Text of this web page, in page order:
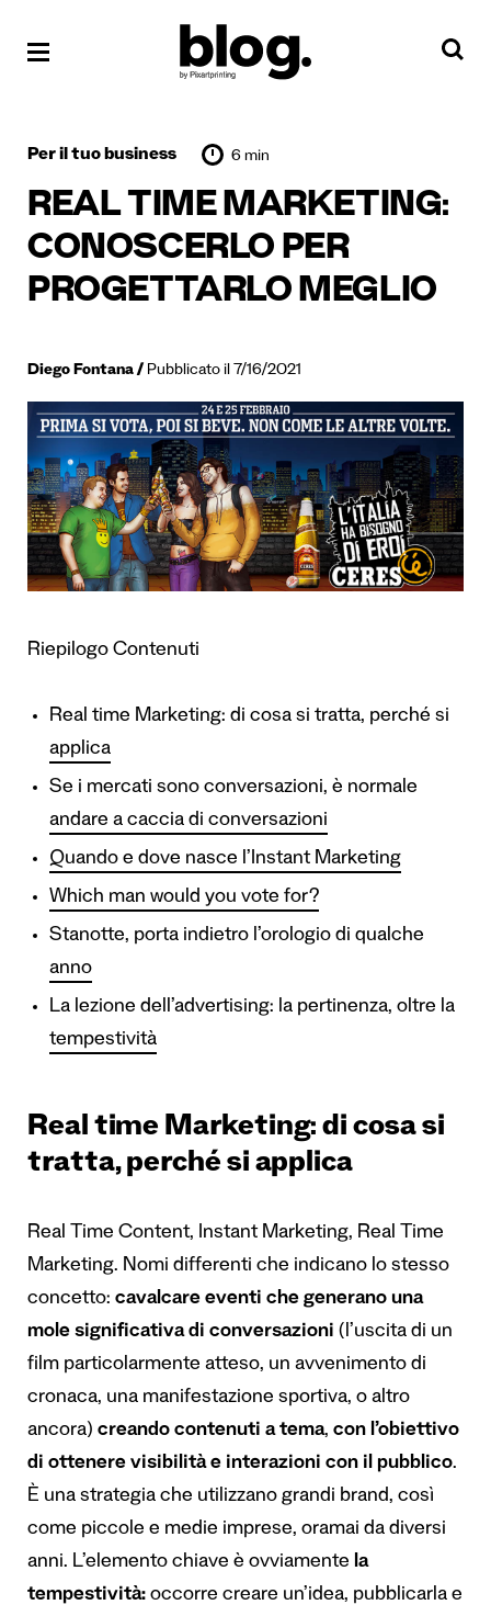
Per il tuo business 6 min
REAL TIME MARKETING:
CONOSCERLO PER
PROGETTARLO MEGLIO
Diego Fontana Pubblicato il 7/16/2021
Riepilogo Contenuti
Real time Marketing: di cosa si tratta, perché si
applica
Se i mercati sono conversazioni, è normale
andare a caccia di conversazioni
Quando e dove nasce l’Instant Marketing
Which man would you vote for?
Stanotte, porta indietro l’orologio di qualche
anno
La lezione dell’advertising: la pertinenza, oltre la
tempestività
Real time Marketing: di cosa si
tratta, perché si applica
Real Time Content, Instant Marketing, Real Time
Marketing. Nomi differenti che indicano lo stesso
concetto: cavalcare eventi che generano una
mole significativa di conversazioni (l’uscita di un
film particolarmente atteso, un avvenimento di
cronaca, una manifestazione sportiva, o altro
ancora) creando contenuti a tema, con l’obiettivo
di ottenere visibilità e interazioni con il pubblico.
È una strategia che utilizzano grandi brand, così
come piccole e medie imprese, oramai da diversi
anni. L’elemento chiave è ovviamente la
tempestività: occorre creare un’idea, pubblicarla e